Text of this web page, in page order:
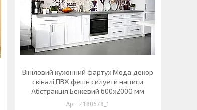
Вініловий кухонний фартух Мода декор
скіналі ПВХ фешн силуети написи
Абстракція Бежевий 600х2000 мм
Z180678_1